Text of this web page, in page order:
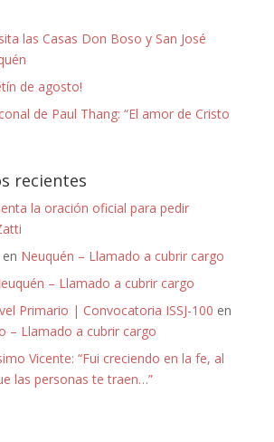
las Casas Don Boso y San José
de agosto!
de Paul Thang: “El amor de Cristo
recientes
la oración oficial para pedir
Neuquén – Llamado a cubrir cargo
– Llamado a cubrir cargo
Primario | Convocatoria ISSJ-100 en
– Llamado a cubrir cargo
Vicente: “Fui creciendo en la fe, al
las personas te traen…”